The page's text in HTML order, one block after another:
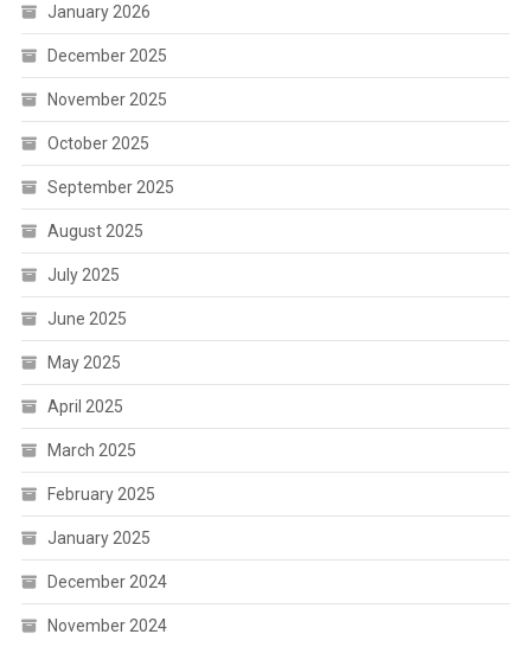
January 2026
December 2025
November 2025
October 2025
September 2025
August 2025
July 2025
June 2025
May 2025
April 2025
March 2025
February 2025
January 2025
December 2024
November 2024